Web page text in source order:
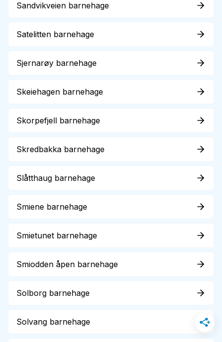
Sandvikveien barnehage
Satelitten barnehage
Sjernarøy barnehage
Skeiehagen barnehage
Skorpefjell barnehage
Skredbakka barnehage
Slåtthaug barnehage
Smiene barnehage
Smietunet barnehage
Smiodden åpen barnehage
Solborg barnehage
Solvang barnehage